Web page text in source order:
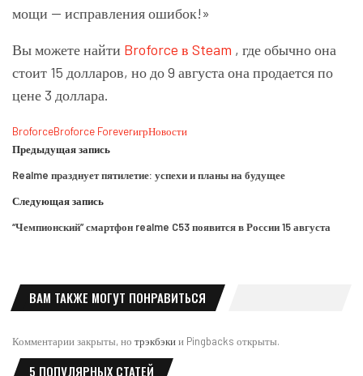
мощи — исправления ошибок!»
Вы можете найти Broforce в Steam , где обычно она
стоит 15 долларов, но до 9 августа она продается по
цене 3 доллара.
BroforceBroforce ForeverигрНовости
Предыдущая запись
Realme празднует пятилетие: успехи и планы на будущее
Следующая запись
“Чемпионский” смартфон realme C53 появится в России 15 августа
ВАМ ТАКЖЕ МОГУТ ПОНРАВИТЬСЯ
Комментарии закрыты, но трэкбэкии Pingbacks открыты.
5 ПОПУЛЯРНЫХ СТАТЕЙ